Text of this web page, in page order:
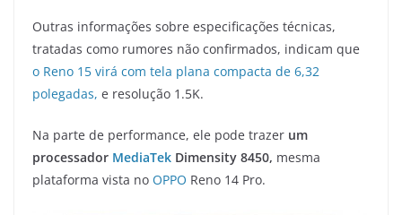
Outras informações sobre especificações técnicas,
tratadas como rumores não confirmados, indicam que
o Reno 15 virá com tela plana compacta de 6,32
polegadas, e resolução 1.5K.
Na parte de performance, ele pode trazer um
processador MediaTek Dimensity 8450, mesma
plataforma vista no OPPO Reno 14 Pro.